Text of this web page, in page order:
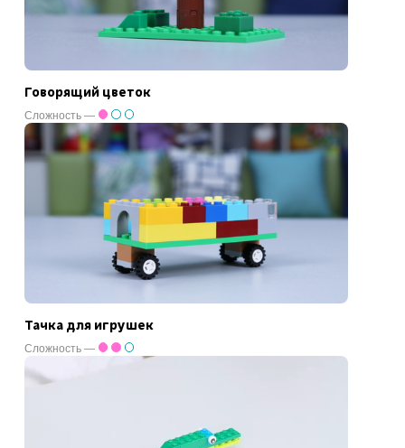
Говорящий цветок
Сложность —
Тачка для игрушек
Сложность —